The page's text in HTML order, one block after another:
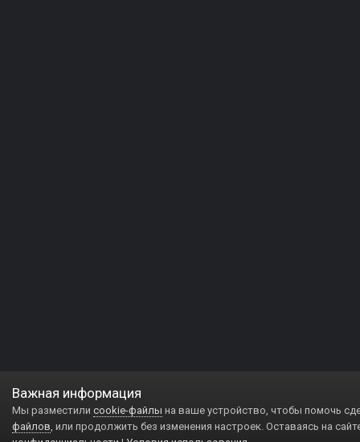
Важная информация
Мы разместили cookie-файлы на ваше устройство, чтобы помочь
файлов, или продолжить без изменения настроек. Оставаясь на